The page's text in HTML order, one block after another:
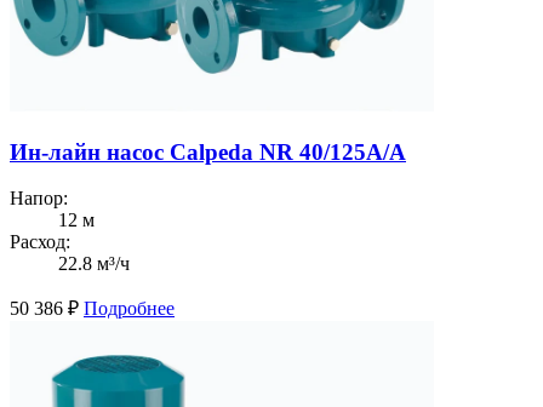
Ин-лайн насос Calpeda NR 40/125A/A
Напор:
12 м
Расход:
22.8 м³/ч
50 386 ₽ Подробнее